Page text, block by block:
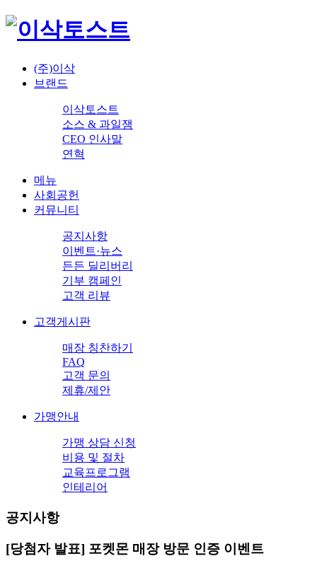
(주)이삭
브랜드
이삭토스트
소스 & 과일잼
CEO 인사말
연혁
메뉴
사회공헌
커뮤니티
공지사항
이벤트·뉴스
든든 딜리버리
기부 캠페인
고객 리뷰
고객게시판
매장 칭찬하기
FAQ
고객 문의
제휴/제안
가맹안내
가맹 상담 신청
비용 및 절차
교육프로그램
인테리어
공지사항
[당첨자 발표] 포켓몬 매장 방문 인증 이벤트